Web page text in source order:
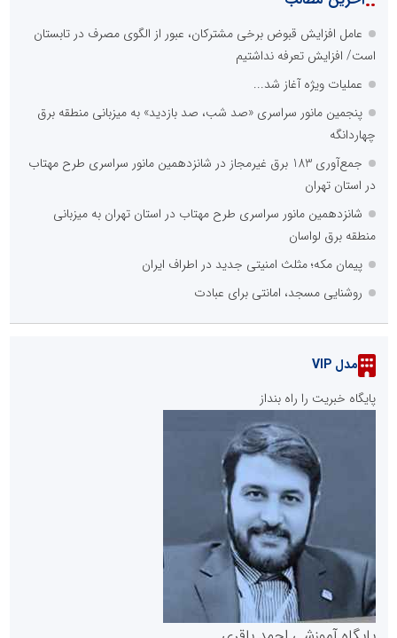
عامل افزایش قبوض برخی مشترکان، عبور از الگوی مصرف در تابستان
است/ افزایش تعرفه نداشتیم
عملیات ویژه آغاز شد...
پنجمین مانور سراسری «صد شب، صد بازدید» به میزبانی منطقه برق
چهاردانگه
جمع‌آوری 183 برق غیرمجاز در شانزدهمین مانور سراسری طرح مهتاب
در استان تهران
شانزدهمین مانور سراسری طرح مهتاب در استان تهران به میزبانی
منطقه برق لواسان
پیمان مکه؛ مثلث امنیتی جدید در اطراف ایران
روشنایی مسجد، امانتی برای عبادت
مدل VIP
پایگاه خبریت را راه بنداز